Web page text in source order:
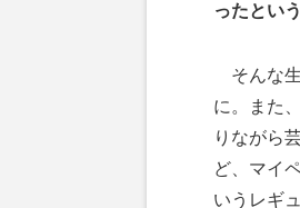
ったとい
そんな
に。また
りながら
ど、マイ
いうレギ